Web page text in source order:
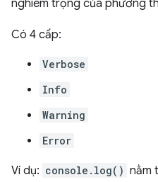
nghiêm trọng của phương
Có 4 cấp:
Verbose
Info
Warning
Error
Ví dụ: console.log() nằm